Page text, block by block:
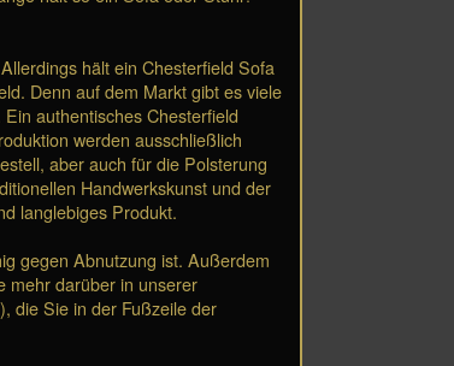
hält ein Chesterfield Sofa
Denn auf dem Markt gibt es viele
authentisches Chesterfield
werden ausschließlich
aber auch für die Polsterung
Handwerkskunst und der
langlebiges Produkt.
gegen Abnutzung ist. Außerdem
mehr darüber in unserer
die Sie in der Fußzeile der